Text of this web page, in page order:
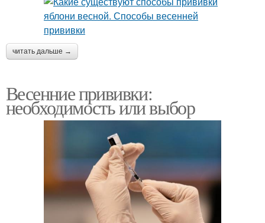
читать дальше →
Весенние прививки:
необходимость или выбор